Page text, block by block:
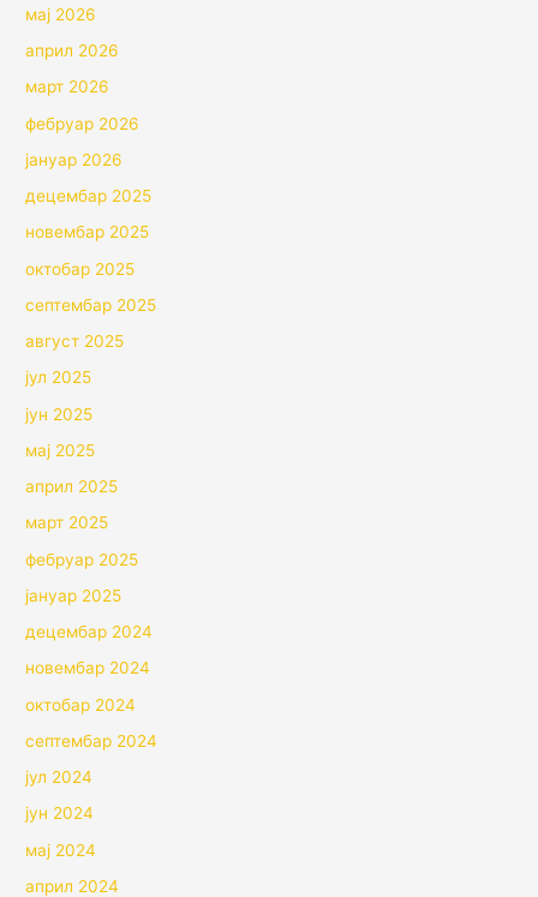
мај 2026
април 2026
март 2026
фебруар 2026
јануар 2026
децембар 2025
новембар 2025
октобар 2025
септембар 2025
август 2025
јул 2025
јун 2025
мај 2025
април 2025
март 2025
фебруар 2025
јануар 2025
децембар 2024
новембар 2024
октобар 2024
септембар 2024
јул 2024
јун 2024
мај 2024
април 2024